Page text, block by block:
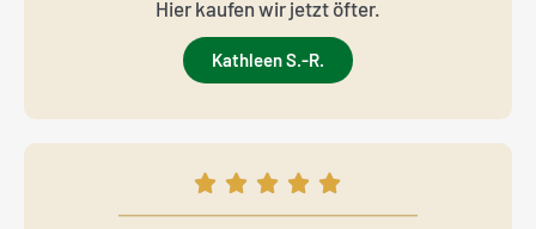
Hier kaufen wir jetzt öfter.
Kathleen S.-R.